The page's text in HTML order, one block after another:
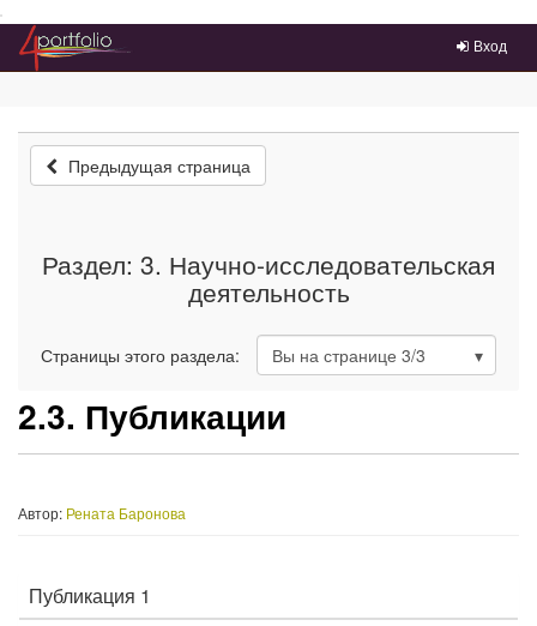
Преейти на главное меню
Вход
Предыдущая страница
Раздел: 3. Научно-исследовательская
деятельность
Страницы этого раздела: Вы на странице 3/3
2.3. Публикации
Автор: Рената Баронова
Публикация 1